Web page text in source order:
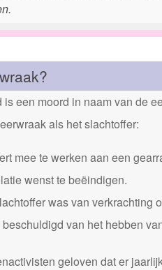
is een moord in naam van de
als het slachtoffer:
mee te werken aan een
wenst te beëindigen.
was van verkrachting
van het hebben
geloven dat er